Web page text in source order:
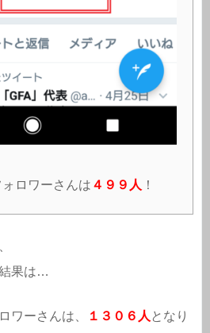
ロワーさんは ４９９人 ！
果は…
ワーさんは、 １３０６人 となり